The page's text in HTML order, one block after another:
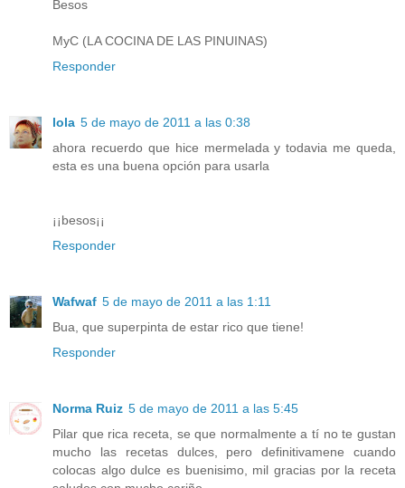
Besos
MyC (LA COCINA DE LAS PINUINAS)
Responder
lola 5 de mayo de 2011 a las 0:38
ahora recuerdo que hice mermelada y todavia me queda,
esta es una buena opción para usarla
¡¡besos¡¡
Responder
Wafwaf 5 de mayo de 2011 a las 1:11
Bua, que superpinta de estar rico que tiene!
Responder
Norma Ruiz 5 de mayo de 2011 a las 5:45
Pilar que rica receta, se que normalmente a tí no te gustan
mucho las recetas dulces, pero definitivamene cuando
colocas algo dulce es buenisimo, mil gracias por la receta